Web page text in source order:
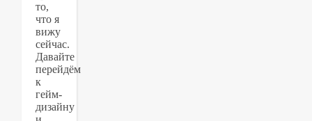
то,
что я
вижу
сейчас.
Давайте
перейдём
к
гейм-
дизайну